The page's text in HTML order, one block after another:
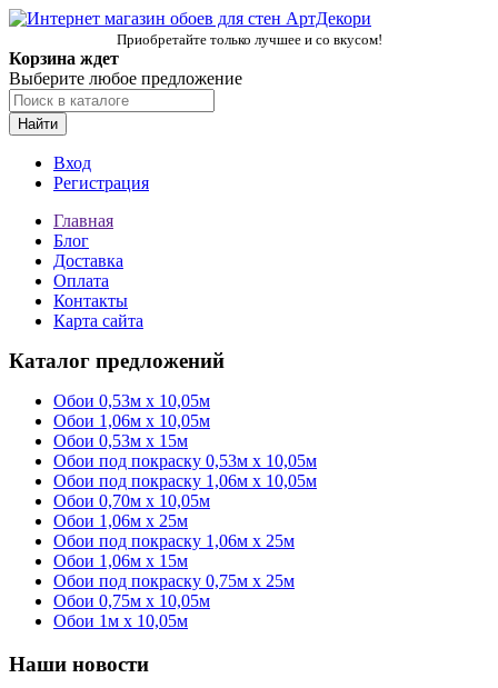
Приобретайте только лучшее и со вкусом!
Корзина ждет
Выберите любое предложение
Найти
Вход
Регистрация
Главная
Блог
Доставка
Оплата
Контакты
Карта сайта
Каталог предложений
Обои 0,53м x 10,05м
Обои 1,06м х 10,05м
Обои 0,53м x 15м
Обои под покраску 0,53м x 10,05м
Обои под покраску 1,06м х 10,05м
Обои 0,70м x 10,05м
Обои 1,06м x 25м
Обои под покраску 1,06м x 25м
Обои 1,06м x 15м
Обои под покраску 0,75м x 25м
Обои 0,75м x 10,05м
Обои 1м х 10,05м
Наши новости